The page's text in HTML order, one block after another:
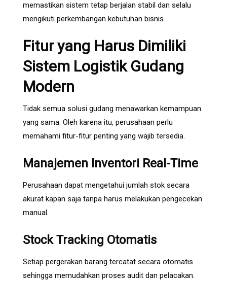
memastikan sistem tetap berjalan stabil dan selalu
mengikuti perkembangan kebutuhan bisnis.
Fitur yang Harus Dimiliki
Sistem Logistik Gudang
Modern
Tidak semua solusi gudang menawarkan kemampuan
yang sama. Oleh karena itu, perusahaan perlu
memahami fitur-fitur penting yang wajib tersedia.
Manajemen Inventori Real-Time
Perusahaan dapat mengetahui jumlah stok secara
akurat kapan saja tanpa harus melakukan pengecekan
manual.
Stock Tracking Otomatis
Setiap pergerakan barang tercatat secara otomatis
sehingga memudahkan proses audit dan pelacakan.